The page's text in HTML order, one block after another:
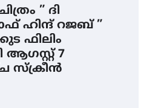
” ദി
ഹിന്ദ് റജബ് ”
ഫിലിം
7
സ്‌ക്രീൻ
പ്രതിസന്ധികളോട്
5, 2026
ചിത്രം ” ദി
ഓഫ് ഹിന്ദ് റജബ് ”
ഫിലിം
ആഗസ്റ്റ് 7
സ്‌ക്രീൻ